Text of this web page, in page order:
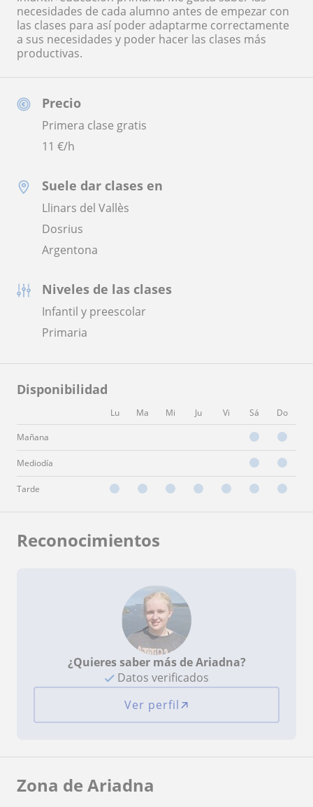
Precio
Primera clase gratis
11 €/h
Suele dar clases en
Llinars del Vallès
Dosrius
Argentona
Niveles de las clases
Infantil y preescolar
Primaria
Disponibilidad
Lu Ma Mi Ju Vi Sá Do
Mañana
Mediodía
Tarde
necesidades de cada alumno antes de empezar con
las clases para así poder adaptarme correctamente
a sus necesidades y poder hacer las clases más
productivas.
Reconocimientos
¿Quieres saber más de Ariadna?
Datos verificados
Ver perfil
Zona de Ariadna